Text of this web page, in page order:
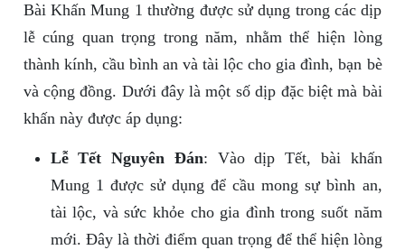
Bài Khấn Mung 1 thường được sử dụng trong các dịp
lễ cúng quan trọng trong năm, nhằm thể hiện lòng
thành kính, cầu bình an và tài lộc cho gia đình, bạn bè
và cộng đồng. Dưới đây là một số dịp đặc biệt mà bài
khấn này được áp dụng:
Lễ Tết Nguyên Đán: Vào dịp Tết, bài khấn
Mung 1 được sử dụng để cầu mong sự bình an,
tài lộc, và sức khỏe cho gia đình trong suốt năm
mới. Đây là thời điểm quan trọng để thể hiện lòng